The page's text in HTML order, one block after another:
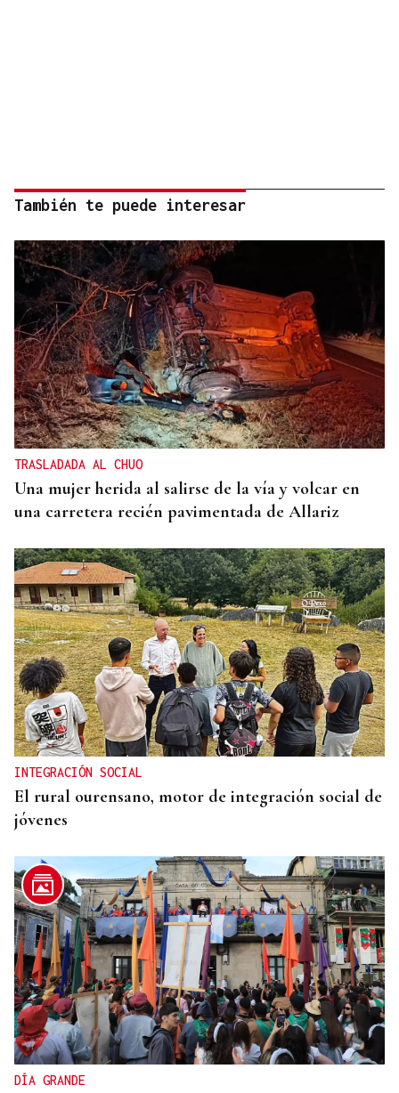
También te puede interesar
TRASLADADA AL CHUO
Una mujer herida al salirse de la vía y volcar en
una carretera recién pavimentada de Allariz
INTEGRACIÓN SOCIAL
El rural ourensano, motor de integración social de
jóvenes
DÍA GRANDE